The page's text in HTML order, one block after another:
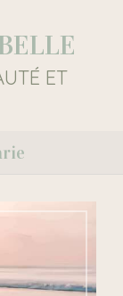
ET